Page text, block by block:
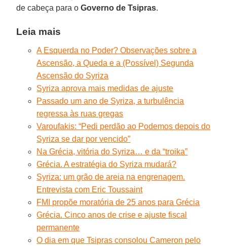
de cabeça para oGoverno de Tsipras.
Leia mais
A Esquerda no Poder? Observações sobre a
Ascensão, a Queda e a (Possível) Segunda
Ascensão do Syriza
Syriza aprova mais medidas de ajuste
Passado um ano de Syriza, a turbulência
regressa às ruas gregas
Varoufakis: “Pedi perdão ao Podemos depois do
Syriza se dar por vencido”
Na Grécia, vitória do Syriza… e da “troika”
Grécia. A estratégia do Syriza mudará?
Syriza: um grão de areia na engrenagem.
Entrevista com Eric Toussaint
FMI propõe moratória de 25 anos para Grécia
Grécia. Cinco anos de crise e ajuste fiscal
permanente
O dia em que Tsipras consolou Cameron pelo